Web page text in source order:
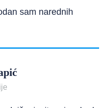
sam narednih